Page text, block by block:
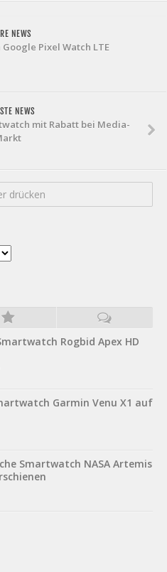
NEWS
Pixel Watch LTE
NEWS
mit Rabatt bei Media-
Rogbid Apex HD
Garmin Venu X1 auf
Smartwatch NASA Artemis